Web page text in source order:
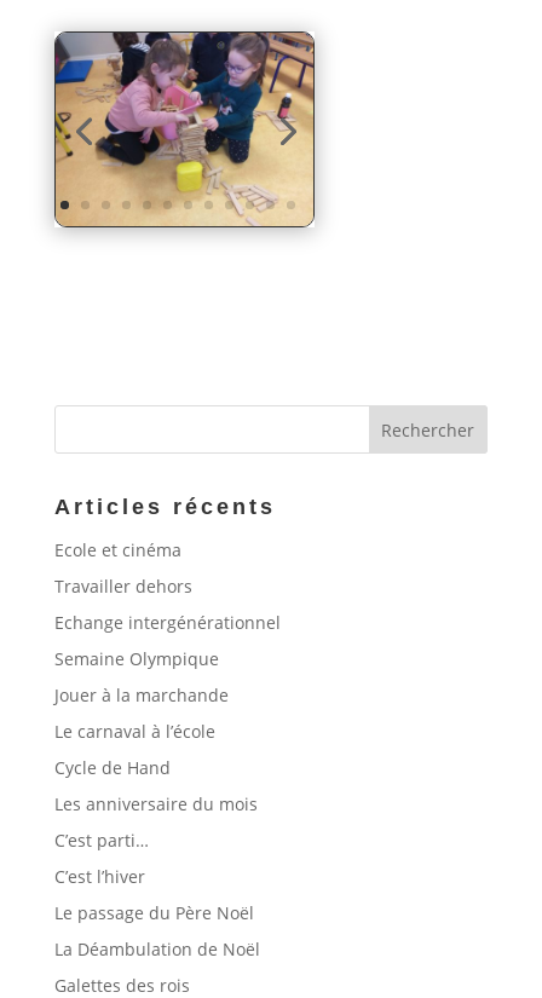
Articles récents
Ecole et cinéma
Travailler dehors
Echange intergénérationnel
Semaine Olympique
Jouer à la marchande
Le carnaval à l’école
Cycle de Hand
Les anniversaire du mois
C’est parti…
C’est l’hiver
Le passage du Père Noël
La Déambulation de Noël
Galettes des rois